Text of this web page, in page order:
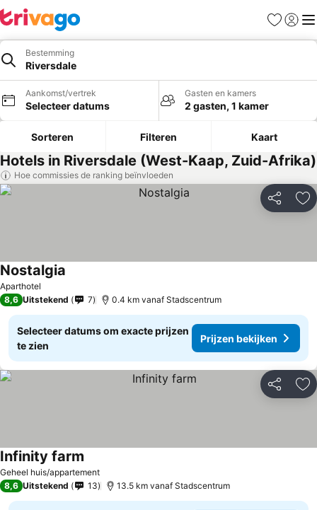
Favorieten
Bestemming
Riversdale
Aankomst/vertrek
Selecteer datums
Gasten en kamers
2 gasten, 1 kamer
Sorteren Filteren Kaart
Hotels in Riversdale (West-Kaap, Zuid-Afrika)
Hoe commissies de ranking beïnvloeden
Delen
Aparthotel
Nostalgia
8,6 Uitstekend 7 0.4 km vanaf Stadscentrum
Selecteer datums om exacte prijzen
te zien
Prijzen bekijken
Delen
Geheel huis/appartement
Infinity farm
8,6 Uitstekend 13 13.5 km vanaf Stadscentrum